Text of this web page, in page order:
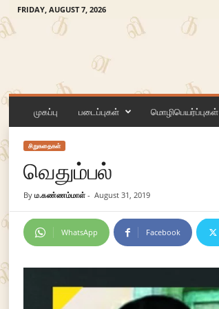
FRIDAY, AUGUST 7, 2026
க
ன
முகப்பு படைப்புகள் மொழிபெயர்ப்புகள்
சிறுகதைகள்
வெதும்பல்
By ம.கண்ணம்மாள்- August 31, 2019
WhatsApp Facebook